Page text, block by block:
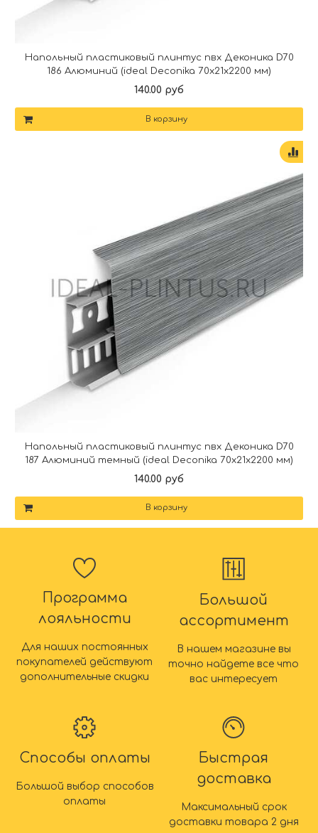
Напольный пластиковый плинтус пвх Деконика D70
186 Алюминий (ideal Deconika 70х21х2200 мм)
140.00 руб
В корзину
Напольный пластиковый плинтус пвх Деконика D70
187 Алюминий темный (ideal Deconika 70х21х2200 мм)
140.00 руб
В корзину
Программа
лояльности
Для наших постоянных
покупателей действуют
дополнительные скидки
Большой
ассортимент
В нашем магазине вы
точно найдете все что
вас интересует
Способы оплаты
Большой выбор способов
оплаты
Быстрая
доставка
Максимальный срок
доставки товара 2 дня